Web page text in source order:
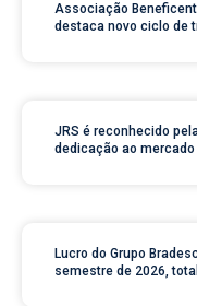
Associação
destaca novo ciclo de
JRS é reconhecido
dedicação ao
Lucro do Grupo
semestre de 2026,